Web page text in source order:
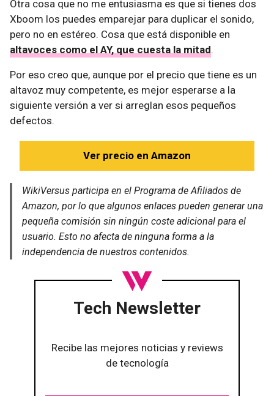
Otra cosa que no me entusiasma es que si tienes dos
Xboom los puedes emparejar para duplicar el sonido,
pero no en estéreo. Cosa que está disponible en
altavoces como el AY, que cuesta la mitad.
Por eso creo que, aunque por el precio que tiene es un
altavoz muy competente, es mejor esperarse a la
siguiente versión a ver si arreglan esos pequeños
defectos.
Ver precio en Amazon
WikiVersus participa en el Programa de Afiliados de
Amazon, por lo que algunos enlaces pueden generar una
pequeña comisión sin ningún coste adicional para el
usuario. Esto no afecta de ninguna forma a la
independencia de nuestros contenidos.
Tech Newsletter
Recibe las mejores noticias y reviews
de tecnología